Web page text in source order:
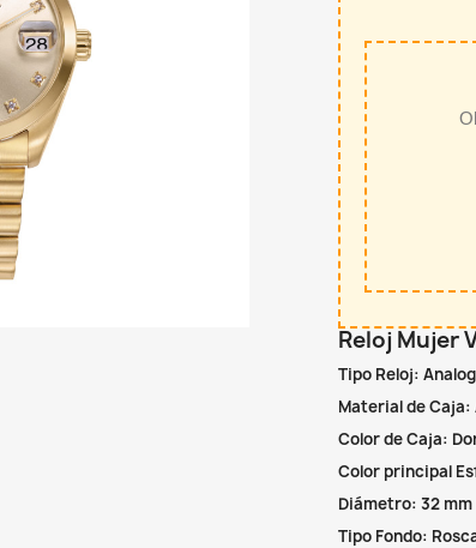
Reloj Mujer
Tipo Reloj:
Material de Caja:
Color de Caja:
Color principal
Diámetro: 32 mm
Tipo Fondo: